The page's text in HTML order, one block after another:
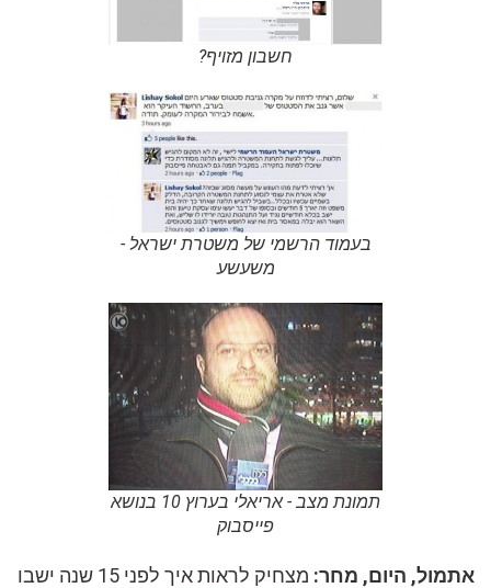
חשבון מזויף?
בעמוד הרשמי של משטרת ישראל -
משעשע
תמונת מצב - אריאלי בערוץ 10 בנושא
פייסבוק
אתמול, היום, מחר:
מצחיק לראות איך לפני 15 שנה ישבו